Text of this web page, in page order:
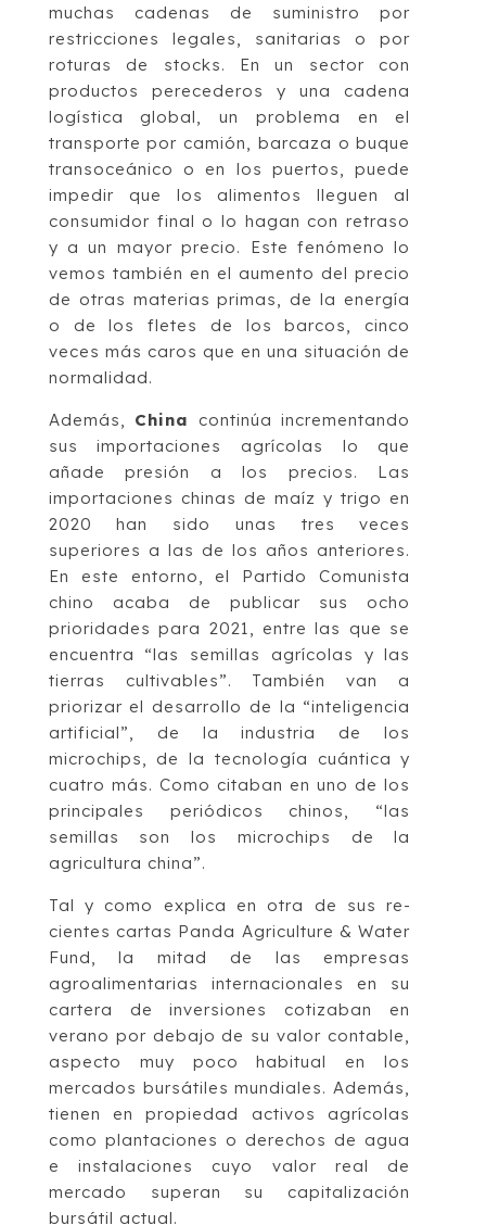
muchas cadenas de suministro por
restricciones legales, sanitarias o por
roturas de stocks. En un sector con
productos perecederos y una cadena
logística global, un problema en el
transporte por camión, barcaza o buque
transoceánico o en los puertos, puede
impedir que los alimentos lleguen al
consumidor final o lo hagan con retraso
y a un mayor precio. Este fenómeno lo
vemos también en el aumento del precio
de otras materias primas, de la energía
o de los fletes de los barcos, cinco
veces más caros que en una situación de
normalidad.
Además, China
continúa incrementando
sus importaciones agrícolas lo que
añade presión a los precios. Las
importaciones chinas de maíz y trigo en
2020 han sido unas tres veces
superiores a las de los años anteriores.
En este entorno, el Partido Co­mu­nista
chino acaba de publicar sus ocho
prioridades para 2021, entre las que se
encuentra “las semillas agrícolas y las
tierras cultivables”. También van a
priorizar el desarrollo de la “inteligencia
artificial”, de la industria de los
microchips, de la tecnología cuántica y
cuatro más. Como citaban en uno de los
principales periódicos chinos, “las
semillas son los microchips de la
agricultura china”.
Tal y como explica en otra de sus re­
cientes cartas Panda Agriculture & Water
Fund, la mitad de las empresas
agroalimentarias internacionales en su
cartera de inversiones cotizaban en
verano por debajo de su valor contable,
aspecto muy poco habitual en los
mercados bursátiles mundiales. Además,
tienen en propiedad activos agrícolas
como plantaciones o derechos de agua
e instalaciones cuyo valor real de
mercado superan su capitalización
bursátil actual.